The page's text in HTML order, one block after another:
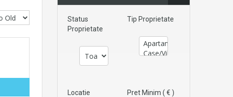
Status
Proprietate
Tip Proprietate
Locatie Pret Minim ( € )